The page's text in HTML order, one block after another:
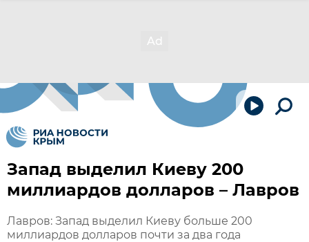
Запад выделил Киеву 200
миллиардов долларов – Лавров
Лавров: Запад выделил Киеву больше 200
миллиардов долларов почти за два года